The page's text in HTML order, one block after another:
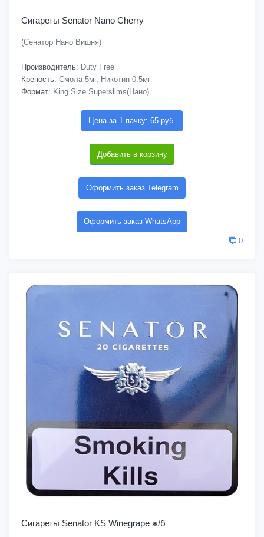
Сигареты Senator Nano Cherry
(Сенатор Нано Вишня)
Производитель: Duty Free
Крепость: Смола-5мг, Никотин-0.5мг
Формат: King Size Superslims(Нано)
Цена за 1 пачку: 65 руб.
Добавить в корзину
Оформить заказ Telegram
Оформить заказ WhatsApp
0
Сигареты Senator KS Winegrape ж/б